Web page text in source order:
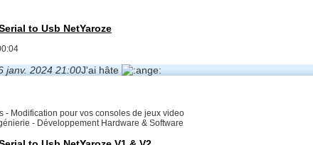
to Usb NetYaroze
janv. 2024 21:00J'ai hâte
- Modification pour vos consoles de jeux video
- Développement Hardware & Software